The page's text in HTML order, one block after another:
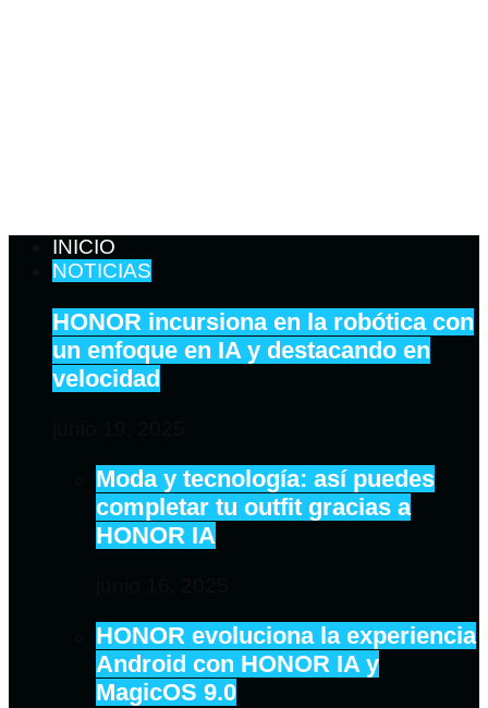
INICIO
NOTICIAS
HONOR incursiona en la robótica con
un enfoque en IA y destacando en
velocidad
Moda y tecnología: así puedes
completar tu outfit gracias a
HONOR IA
HONOR evoluciona la experiencia
Android con HONOR IA y
MagicOS 9.0